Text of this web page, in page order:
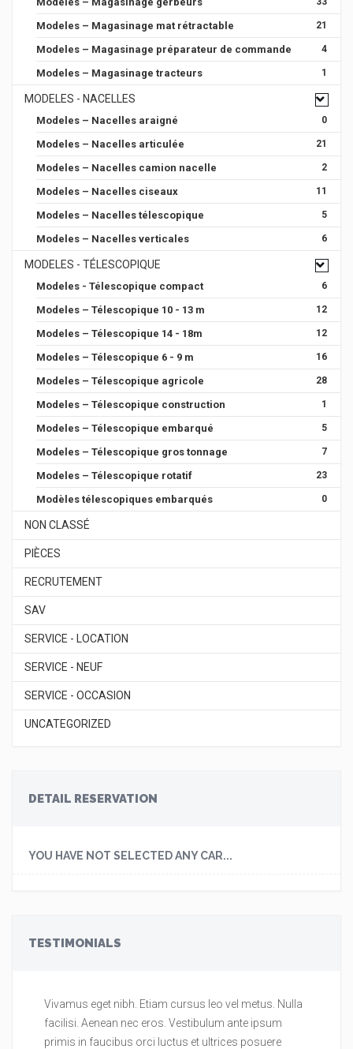
Modeles – Magasinage mat rétractable 21
Modeles – Magasinage préparateur de commande 4
Modeles – Magasinage tracteurs 1
MODELES - NACELLES
Modeles – Nacelles araigné 0
Modeles – Nacelles articulée 21
Modeles – Nacelles camion nacelle 2
Modeles – Nacelles ciseaux 11
Modeles – Nacelles télescopique 5
Modeles – Nacelles verticales 6
MODELES - TÉLESCOPIQUE
Modeles - Télescopique compact 6
Modeles – Télescopique 10 - 13 m 12
Modeles – Télescopique 14 - 18m 12
Modeles – Télescopique 6 - 9 m 16
Modeles – Télescopique agricole 28
Modeles – Télescopique construction 1
Modeles – Télescopique embarqué 5
Modeles – Télescopique gros tonnage 7
Modeles – Télescopique rotatif 23
Modèles télescopiques embarqués 0
NON CLASSÉ
PIÈCES
RECRUTEMENT
SAV
SERVICE - LOCATION
SERVICE - NEUF
SERVICE - OCCASION
UNCATEGORIZED
DETAIL RESERVATION
YOU HAVE NOT SELECTED ANY CAR...
TESTIMONIALS
Vivamus eget nibh. Etiam cursus leo vel metus. Nulla
facilisi. Aenean nec eros. Vestibulum ante ipsum
primis in faucibus orci luctus et ultrices posuere